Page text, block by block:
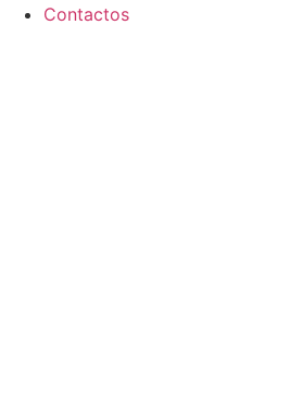
Contactos